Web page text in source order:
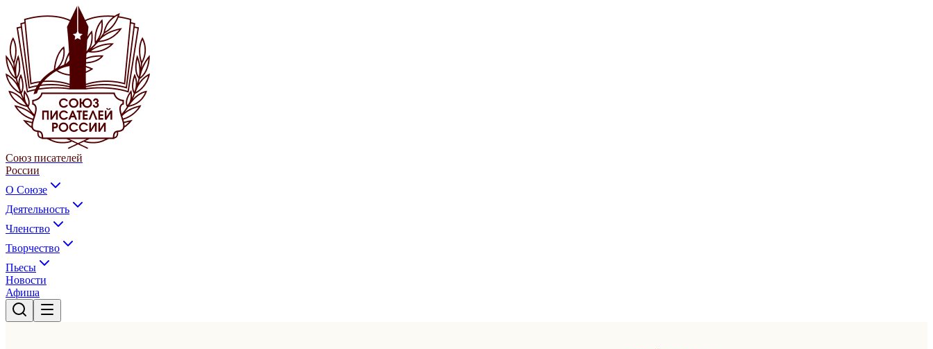
Союз писателей
России
О Союзе
Деятельность
Членство
Творчество
Пьесы
Новости
Афиша